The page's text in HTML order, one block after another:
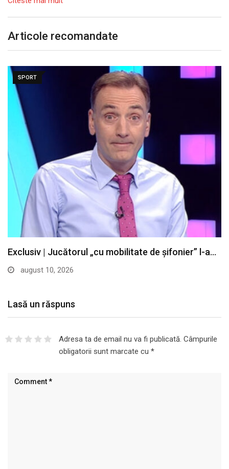
Articole recomandate
SPORT
Live Video&Text | Petrolul – Oțelul, LIVE VIDEO,…
august 9, 2026
Lasă un răspuns
Adresa ta de email nu va fi publicată. Câmpurile
obligatorii sunt marcate cu *